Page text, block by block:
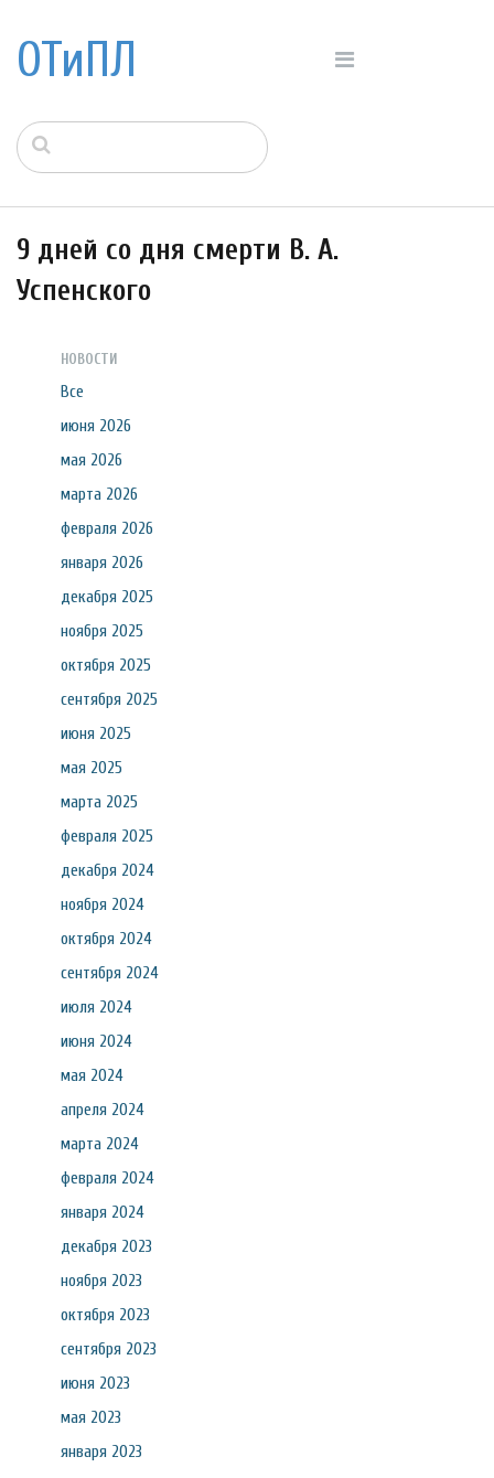
ОТиПЛ
9 дней со дня смерти В. А.
Успенского
НОВОСТИ
Все
июня 2026
мая 2026
марта 2026
февраля 2026
января 2026
декабря 2025
ноября 2025
октября 2025
сентября 2025
июня 2025
мая 2025
марта 2025
февраля 2025
декабря 2024
ноября 2024
октября 2024
сентября 2024
июля 2024
июня 2024
мая 2024
апреля 2024
марта 2024
февраля 2024
января 2024
декабря 2023
ноября 2023
октября 2023
сентября 2023
июня 2023
мая 2023
января 2023